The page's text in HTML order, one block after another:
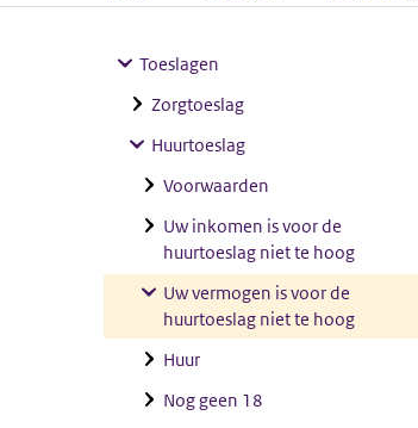
Toeslagen
Zorgtoeslag
Huurtoeslag
Voorwaarden
Uw inkomen is voor de
huurtoeslag niet te hoog
Uw vermogen is voor de
huurtoeslag niet te hoog
Huur
Nog geen 18